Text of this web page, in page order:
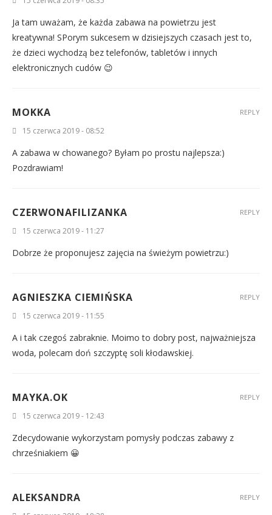
Ja tam uważam, że każda zabawa na powietrzu jest
kreatywna! SPorym sukcesem w dzisiejszych czasach jest to,
że dzieci wychodzą bez telefonów, tabletów i innych
elektronicznych cudów 😉
MOKKA
15 czerwca 2019 - 08:52
A zabawa w chowanego? Byłam po prostu najlepsza:)
Pozdrawiam!
REPLY
CZERWONAFILIZANKA
15 czerwca 2019 - 11:27
Dobrze że proponujesz zajęcia na świeżym powietrzu:)
REPLY
AGNIESZKA CIEMIŃSKA
15 czerwca 2019 - 11:55
A i tak czegoś zabraknie. Moimo to dobry post, najważniejsza
woda, polecam doń szczyptę soli kłodawskiej.
REPLY
MAYKA.OK
15 czerwca 2019 - 12:43
Zdecydowanie wykorzystam pomysły podczas zabawy z
chrześniakiem 😀
REPLY
ALEKSANDRA REPLY